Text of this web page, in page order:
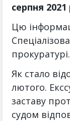
серпня 2021
Цю
прокуратурі.
Як стало
лютого.
заставу
судом